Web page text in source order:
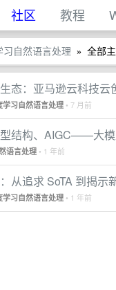
社区 教程
习自然语言处理 » 全部
态：亚马逊云科技云
学习自然语言处理 • 7 月前
结构、AIGC——大
语言处理 • 1 年前
从追求 SoTA 到揭示
学习自然语言处理 • 1 年前